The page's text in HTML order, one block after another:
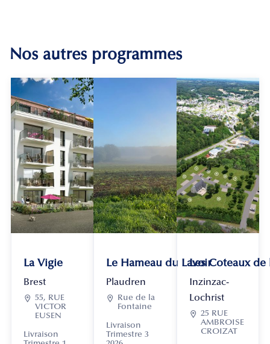
Nos autres programmes
La Vigie
Brest
 55, RUE
VICTOR
EUSEN
Livraison
Le Hameau du Lavoir
Plaudren

Rue de la
Fontaine
Livraison
Trimestre 3
Les Coteaux
Inzinzac-
Lochrist
 25 RUE
AMBROISE
CROIZAT